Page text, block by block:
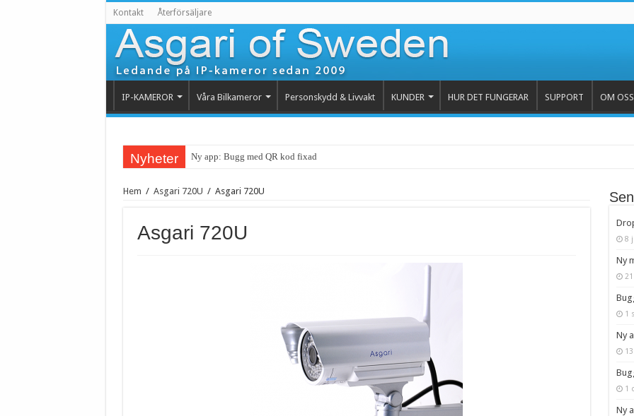
Kontakt Återförsäljare
IP-KAMEROR Våra Bilkameror Personskydd & Livvakt KUNDER HUR DET FUNGERAR SUPPORT OM OSS
Nyheter Ny app: Bugg med QR kod fixad
Hem / Asgari 720U / Asgari 720U
Asgari 720U 8
Ny
1
Ny
1
Ny